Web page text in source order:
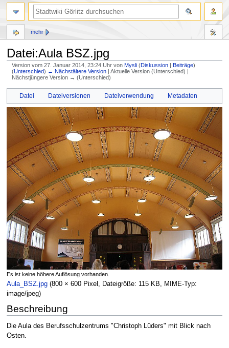
Datei:Aula BSZ.jpg
Version vom 27. Januar 2014, 23:24 Uhr von Mysli (Diskussion Beiträge)
(Unterschied) ← Nächstältere Version | Aktuelle Version (Unterschied) |
Nächstjüngere Version → (Unterschied)
Navigation
springen
Suche
springen
Datei Dateiversionen Dateiverwendung Metadaten
Es ist keine höhere Auflösung vorhanden.
Aula_BSZ.jpg‎ (800 × 600 Pixel, Dateigröße: 115 KB, MIME-Typ:
image/jpeg)
Beschreibung
Die Aula des Berufsschulzentrums "Christoph Lüders" mit Blick nach
Osten.
mehr